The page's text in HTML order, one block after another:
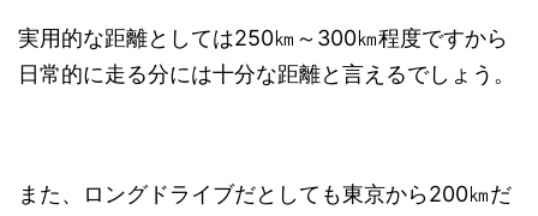
実用的な距離としては250㎞～300㎞程度ですから
日常的に走る分には十分な距離と言えるでしょう。
また、ロングドライブだとしても東京から200㎞だ